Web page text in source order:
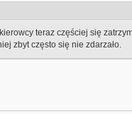
teraz częściej się
zbyt często się nie zdarzało.